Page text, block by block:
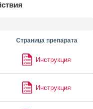
Страница препарата
Инструкция
Инструкция